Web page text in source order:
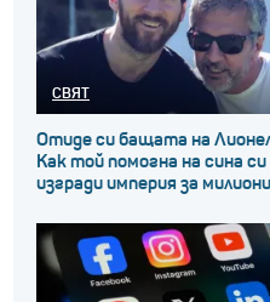
СВЯТ
Отиде си бащата на
Как той помогна на сина си
изгради империя за